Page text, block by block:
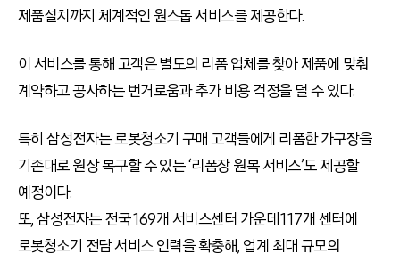
제품설치까지 체계적인 원스톱 서비스를 제공한다.
이 서비스를 통해 고객은 별도의 리폼 업체를 찾아 제품에 맞춰
계약하고 공사하는 번거로움과 추가 비용 걱정을 덜 수 있다.
특히 삼성전자는 로봇청소기 구매 고객들에게 리폼한 가구장을
기존대로 원상 복구할 수 있는 ‘리폼장 원복 서비스’도 제공할
예정이다.
또, 삼성전자는 전국 169개 서비스센터 가운데 117개 센터에
로봇청소기 전담 서비스 인력을 확충해, 업계 최대 규모의